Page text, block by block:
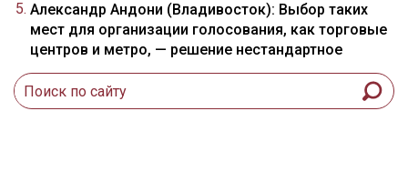
Александр Андони (Владивосток): Выбор таких
мест для организации голосования, как торговые
центров и метро, — решение нестандартное